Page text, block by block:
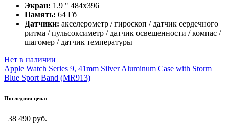
Экран: 1.9 " 484x396
Память: 64 Гб
Датчики: акселерометр / гироскоп / датчик сердечного
ритма / пульсоксиметр / датчик освещенности / компас /
шагомер / датчик температуры
Нет в наличии
Apple Watch Series 9, 41mm Silver Aluminum Case with Storm
Blue Sport Band (MR913)
Последняя цена:
38 490 руб.